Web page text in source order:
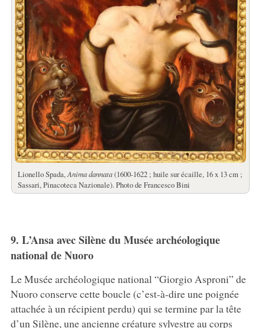
Lionello Spada, Anima dannata(1600-1622 ; huile sur écaille, 16 x 13 cm ;
Sassari, Pinacoteca Nazionale). Photo de Francesco Bini
9. L’Ansa avec Silène du Musée archéologique
national de Nuoro
Le Musée archéologique national “Giorgio Asproni” de
Nuoro conserve cette boucle (c’est-à-dire une poignée
attachée à un récipient perdu) qui se termine par la tête
d’un Silène, une ancienne créature sylvestre au corps